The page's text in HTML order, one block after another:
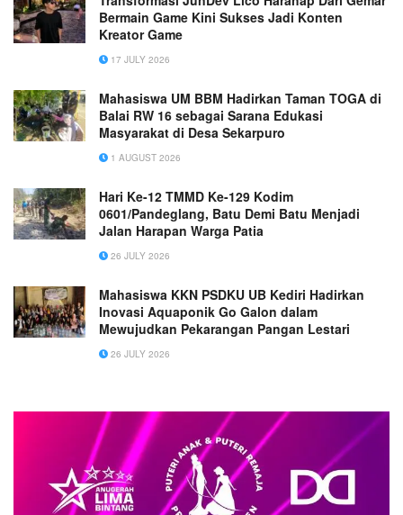
Bermain Game Kini Sukses Jadi Konten
Kreator Game
17 JULY 2026
Mahasiswa UM BBM Hadirkan Taman TOGA di
Balai RW 16 sebagai Sarana Edukasi
Masyarakat di Desa Sekarpuro
1 AUGUST 2026
Hari Ke-12 TMMD Ke-129 Kodim
0601/Pandeglang, Batu Demi Batu Menjadi
Jalan Harapan Warga Patia
26 JULY 2026
Mahasiswa KKN PSDKU UB Kediri Hadirkan
Inovasi Aquaponik Go Galon dalam
Mewujudkan Pekarangan Pangan Lestari
26 JULY 2026